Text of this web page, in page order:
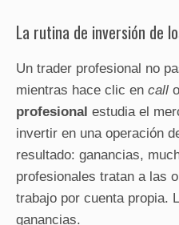
La rutina de inversión de
Un trader profesional no
mientras hace clic en call o
profesional estudia el
invertir en una operación
resultado: ganancias,
profesionales tratan a las
trabajo por cuenta propia.
ganancias.